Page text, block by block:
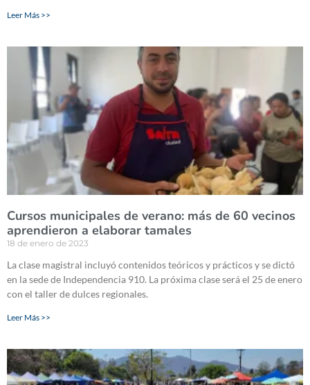
Leer Más >>
Cursos municipales de verano: más de 60 vecinos
aprendieron a elaborar tamales
18 de enero de 2023
La clase magistral incluyó contenidos teóricos y prácticos y se dictó
en la sede de Independencia 910. La próxima clase será el 25 de enero
con el taller de dulces regionales.
Leer Más >>